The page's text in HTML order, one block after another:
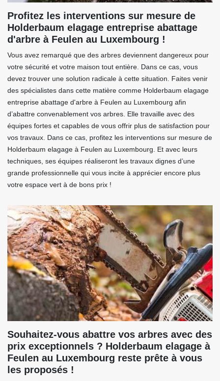
Profitez les interventions sur mesure de
Holderbaum elagage entreprise abattage
d'arbre à Feulen au Luxembourg !
Vous avez remarqué que des arbres deviennent dangereux pour
votre sécurité et votre maison tout entière. Dans ce cas, vous
devez trouver une solution radicale à cette situation. Faites venir
des spécialistes dans cette matière comme Holderbaum elagage
entreprise abattage d'arbre à Feulen au Luxembourg afin
d’abattre convenablement vos arbres. Elle travaille avec des
équipes fortes et capables de vous offrir plus de satisfaction pour
vos travaux. Dans ce cas, profitez les interventions sur mesure de
Holderbaum elagage à Feulen au Luxembourg. Et avec leurs
techniques, ses équipes réaliseront les travaux dignes d’une
grande professionnelle qui vous incite à apprécier encore plus
votre espace vert à de bons prix !
Souhaitez-vous abattre vos arbres avec des
prix exceptionnels ? Holderbaum elagage à
Feulen au Luxembourg reste prête à vous
les proposés !